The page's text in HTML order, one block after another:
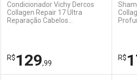
Condicionador Vichy Dercos
Collagen Repair 17 Ultra
Reparação Cabelos
R$129,99
R$